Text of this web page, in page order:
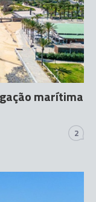
marítima
2